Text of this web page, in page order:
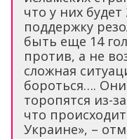
что у них будет
поддержку
быть еще 14
против, а не
сложная
бороться….
торопятся из-
что
Украине», –